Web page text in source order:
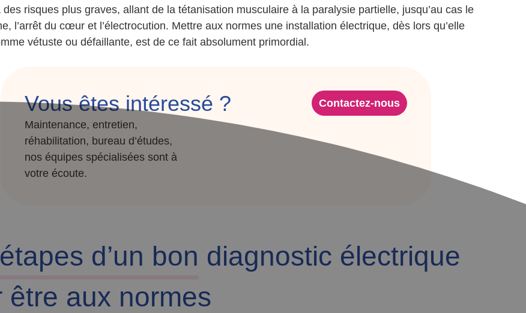
des risques plus graves, allant de la tétanisation musculaire à la paralysie partielle, jusqu’au cas le
l’arrêt du cœur et l’électrocution. Mettre aux normes une installation électrique, dès lors qu’elle
vétuste ou défaillante, est de ce fait absolument primordial.
Vous êtes intéressé ?
Maintenance, entretien,
réhabilitation, bureau d’études,
nos équipes spécialisées sont à
votre écoute.
Contactez-nous
d’un bon diagnostic électrique
être aux normes